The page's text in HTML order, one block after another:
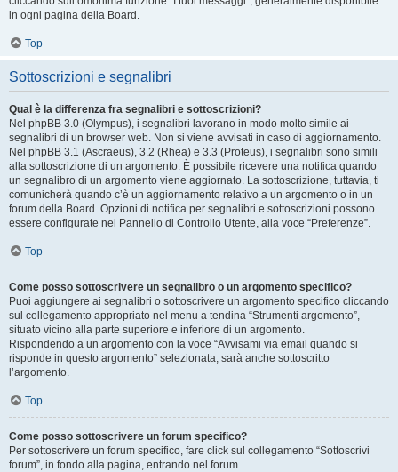
in ogni pagina della Board.
Top
Sottoscrizioni e segnalibri
Qual è la differenza fra segnalibri e sottoscrizioni?
Nel phpBB 3.0 (Olympus), i segnalibri lavorano in modo molto simile ai
segnalibri di un browser web. Non si viene avvisati in caso di aggiornamento.
Nel phpBB 3.1 (Ascraeus), 3.2 (Rhea) e 3.3 (Proteus), i segnalibri sono simili
alla sottoscrizione di un argomento. È possibile ricevere una notifica quando
un segnalibro di un argomento viene aggiornato. La sottoscrizione, tuttavia, ti
comunicherà quando c’è un aggiornamento relativo a un argomento o in un
forum della Board. Opzioni di notifica per segnalibri e sottoscrizioni possono
essere configurate nel Pannello di Controllo Utente, alla voce “Preferenze”.
Top
Come posso sottoscrivere un segnalibro o un argomento specifico?
Puoi aggiungere ai segnalibri o sottoscrivere un argomento specifico cliccando
sul collegamento appropriato nel menu a tendina “Strumenti argomento”,
situato vicino alla parte superiore e inferiore di un argomento.
Rispondendo a un argomento con la voce “Avvisami via email quando si
risponde in questo argomento” selezionata, sarà anche sottoscritto
l’argomento.
Top
Come posso sottoscrivere un forum specifico?
Per sottoscrivere un forum specifico, fare click sul collegamento “Sottoscrivi
forum”, in fondo alla pagina, entrando nel forum.